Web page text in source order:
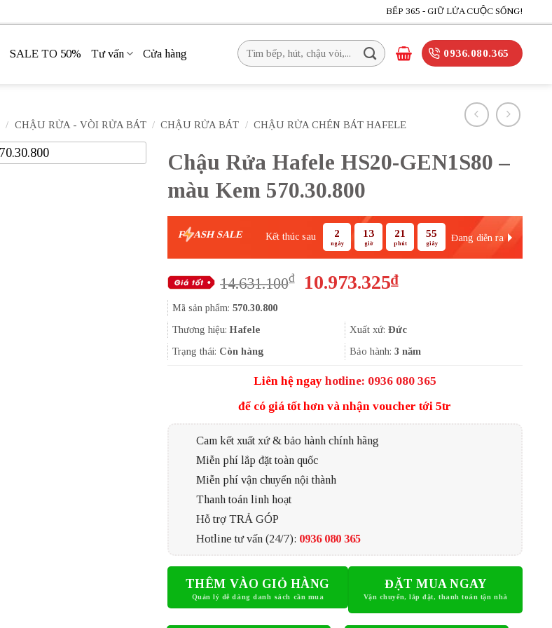
BẾP 365 - GIỮ LỬA CUỘC SỐNG!
SALE TO 50% Tư vấn Cửa hàng
Tìm
kiếm:
0936.080.365
/ CHẬU RỬA - VÒI RỬA BÁT / CHẬU RỬA BÁT / CHẬU RỬA CHÉN BÁT HAFELE
Chậu Rửa Hafele HS20-GEN1S80 –
màu Kem 570.30.800
F ASH SALE Kết thúc sau 2
ngày
13
giờ
21
phút
54
giây
Đang diễn ra
14.631.100₫
Giá
14.631.100₫.
10.973.325₫Giá
là:
10.973.325₫.
Mã sản phẩm: 570.30.800
Thương hiệu:Hafele Xuất xứ:Đức
Trạng thái: Còn hàng Bảo hành:3 năm
Liên hệ ngay hotline: 0936 080 365
để có giá tốt hơn và nhận voucher tới 5tr
Cam kết xuất xứ & bảo hành chính hãng
Miễn phí lắp đặt toàn quốc
Miễn phí vận chuyển nội thành
Thanh toán linh hoạt
Hỗ trợ TRẢ GÓP
Hotline tư vấn (24/7): 0936 080 365
THÊM VÀO GIỎ HÀNG ĐẶT MUA NGAY